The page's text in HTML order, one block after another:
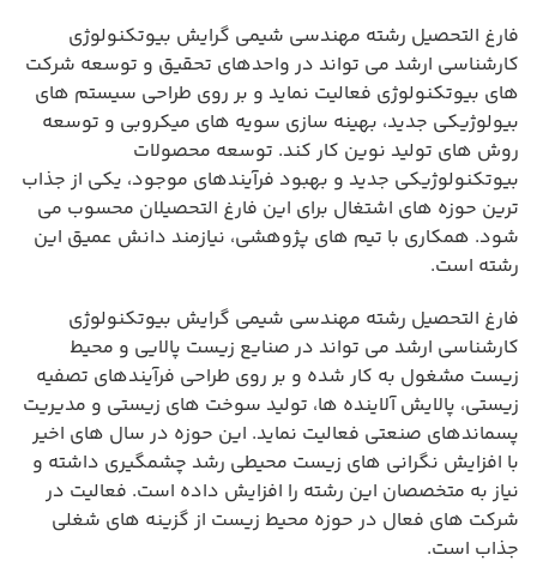
فارغ التحصیل رشته مهندسی شیمی گرایش بیوتکنولوژی
کارشناسی ارشد می تواند در واحدهای تحقیق و توسعه شرکت
های بیوتکنولوژی فعالیت نماید و بر روی طراحی سیستم های
بیولوژیکی جدید، بهینه سازی سویه های میکروبی و توسعه
روش های تولید نوین کار کند. توسعه محصولات
بیوتکنولوژیکی جدید و بهبود فرآیندهای موجود، یکی از جذاب
ترین حوزه های اشتغال برای این فارغ التحصیلان محسوب می
شود. همکاری با تیم های پژوهشی، نیازمند دانش عمیق این
رشته است.
فارغ التحصیل رشته مهندسی شیمی گرایش بیوتکنولوژی
کارشناسی ارشد می تواند در صنایع زیست پالایی و محیط
زیست مشغول به کار شده و بر روی طراحی فرآیندهای تصفیه
زیستی، پالایش آلاینده ها، تولید سوخت های زیستی و مدیریت
پسماندهای صنعتی فعالیت نماید. این حوزه در سال های اخیر
با افزایش نگرانی های زیست محیطی رشد چشمگیری داشته و
نیاز به متخصصان این رشته را افزایش داده است. فعالیت در
شرکت های فعال در حوزه محیط زیست از گزینه های شغلی
جذاب است.